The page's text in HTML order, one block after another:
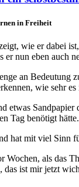
in Freiheit
wie er dabei
er nun eben
an Bedeutung
wie sehr
etwas
Tag benötigt hätte.
hat mit viel Sinn
Wochen, als das
ist mir jetzt